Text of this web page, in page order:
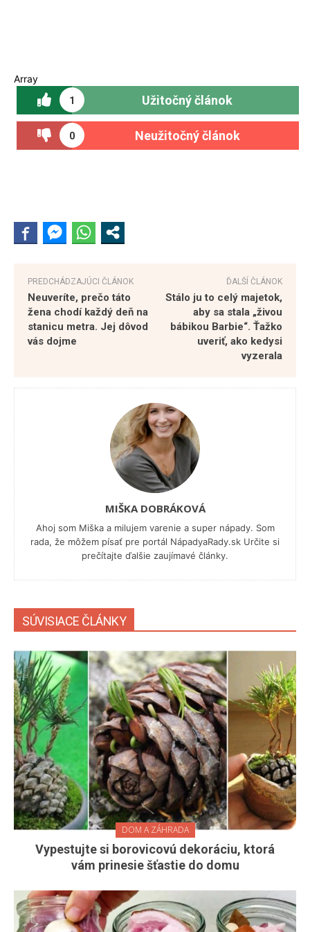
Array
1 Užitočný článok
0 Neužitočný článok
PREDCHÁDZAJÚCI ČLÁNOK
Neuveríte, prečo táto
žena chodí každý deň na
stanicu metra. Jej dôvod
vás dojme
ĎALŠÍ ČLÁNOK
Stálo ju to celý majetok,
aby sa stala „živou
bábikou Barbie“. Ťažko
uveriť, ako kedysi
vyzerala
MIŠKA DOBRÁKOVÁ
Ahoj som Miška a milujem varenie a super nápady. Som
rada, že môžem písať pre portál NápadyaRady.sk Určite si
prečítajte ďalšie zaujímavé články.
SÚVISIACE ČLÁNKY
DOM A ZÁHRADA
Vypestujte si borovicovú dekoráciu, ktorá
vám prinesie šťastie do domu